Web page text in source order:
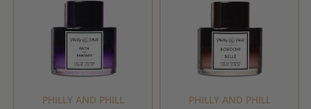
PHILLY AND PHILL PHILLY AND PHILL